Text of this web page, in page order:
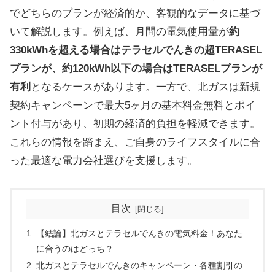
でどちらのプランが経済的か、客観的なデータに基づ
いて解説します。例えば、月間の電気使用量が約
330kWhを超える場合はテラセルでんきの超TERASEL
プランが、約120kWh以下の場合はTERASELプランが
有利 となるケースがあります。一方で、北ガスは新規
契約キャンペーンで最大5ヶ月の基本料金無料とポイ
ント付与があり、初期の経済的負担を軽減できます。
これらの情報を踏まえ、ご自身のライフスタイルに合
った最適な電力会社選びを支援します。
目次
【結論】北ガスとテラセルでんきの電気料金！あなた
に合うのはどっち？
北ガスとテラセルでんきのキャンペーン・各種割引の